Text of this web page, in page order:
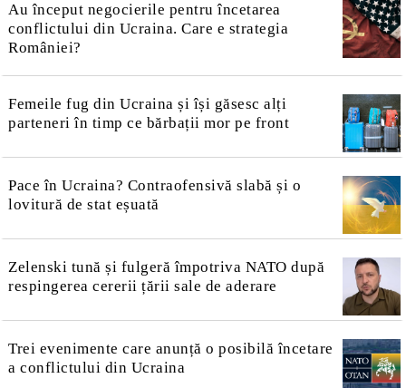
Au început negocierile pentru încetarea
conflictului din Ucraina. Care e strategia
României?
Femeile fug din Ucraina și își găsesc alți
parteneri în timp ce bărbații mor pe front
Pace în Ucraina? Contraofensivă slabă și o
lovitură de stat eșuată
Zelenski tună și fulgeră împotriva NATO după
respingerea cererii țării sale de aderare
Trei evenimente care anunță o posibilă încetare
a conflictului din Ucraina